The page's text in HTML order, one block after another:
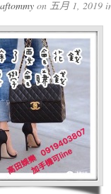
on 五月 1, 2019